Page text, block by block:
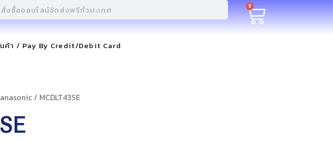
0
นค้า / Pay By Credit/Debit Card
/ MCDLT43SE